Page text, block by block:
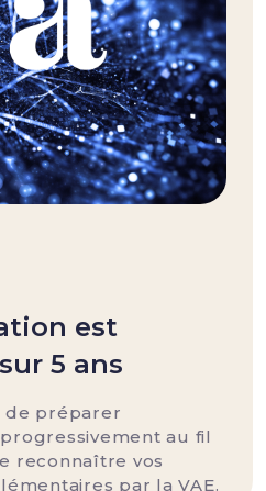
est
5 ans
de préparer
au fil
reconnaître vos
par la VAE.